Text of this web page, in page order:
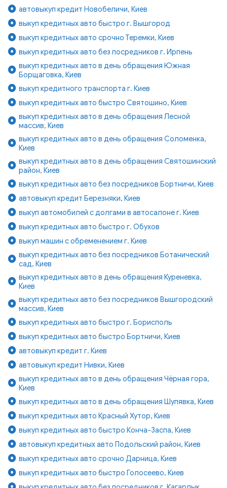
автовыкуп кредит Новобеличи, Киев
выкуп кредитных авто быстро г. Вышгород
выкуп кредитных авто срочно Теремки, Киев
выкуп кредитных авто без посредников г. Ирпень
выкуп кредитных авто в день обращения Южная
Борщаговка, Киев
выкуп кредитного транспорта г. Киев
выкуп кредитных авто быстро Святошино, Киев
выкуп кредитных авто в день обращения Лесной
массив, Киев
выкуп кредитных авто в день обращения Соломенка,
Киев
выкуп кредитных авто в день обращения Святошинский
район, Киев
выкуп кредитных авто без посредников Бортничи, Киев
автовыкуп кредит Березняки, Киев
выкуп автомобилей с долгами в автосалоне г. Киев
выкуп кредитных авто быстро г. Обухов
выкуп машин с обременением г. Киев
выкуп кредитных авто без посредников Ботанический
сад, Киев
выкуп кредитных авто в день обращения Куреневка,
Киев
выкуп кредитных авто без посредников Вышгородский
массив, Киев
выкуп кредитных авто быстро г. Борисполь
выкуп кредитных авто быстро Бортничи, Киев
автовыкуп кредит г. Киев
автовыкуп кредит Нивки, Киев
выкуп кредитных авто в день обращения Чёрная гора,
Киев
выкуп кредитных авто в день обращения Шулявка, Киев
выкуп кредитных авто Красный Хутор, Киев
выкуп кредитных авто быстро Конча-Заспа, Киев
автовыкуп кредитных авто Подольский район, Киев
выкуп кредитных авто срочно Дарница, Киев
выкуп кредитных авто быстро Голосеево, Киев